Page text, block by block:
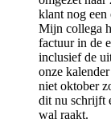
klant nog een
Mijn collega
factuur in de
inclusief de
onze
niet oktober
dit nu schrijft
wal raakt.